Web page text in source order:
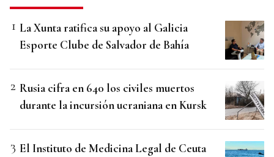
La Xunta ratifica su apoyo al Galicia
Esporte Clube de Salvador de Bahía
Rusia cifra en 640 los civiles muertos
durante la incursión ucraniana en Kursk
El Instituto de Medicina Legal de Ceuta